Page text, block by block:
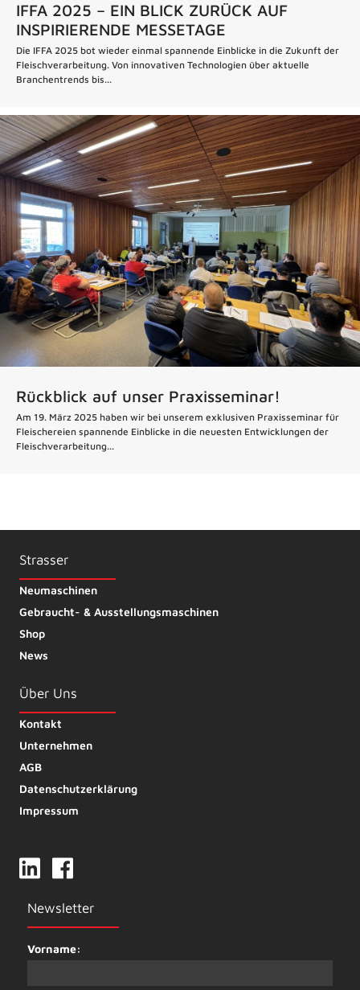
IFFA 2025 – EIN BLICK ZURÜCK AUF
INSPIRIERENDE MESSETAGE
Die IFFA 2025 bot wieder einmal spannende Einblicke in die Zukunft der
Fleischverarbeitung. Von innovativen Technologien über aktuelle
Branchentrends bis...
Rückblick auf unser Praxisseminar!
Am 19. März 2025 haben wir bei unserem exklusiven Praxisseminar für
Fleischereien spannende Einblicke in die neuesten Entwicklungen der
Fleischverarbeitung...
Strasser
Neumaschinen
Gebraucht- & Ausstellungsmaschinen
Shop
News
Über Uns
Kontakt
Unternehmen
AGB
Datenschutzerklärung
Impressum
Newsletter
Vorname: